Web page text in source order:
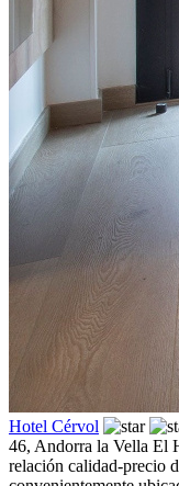
Hotel Cérvol
46, Andorra la Vella El
relación calidad-precio